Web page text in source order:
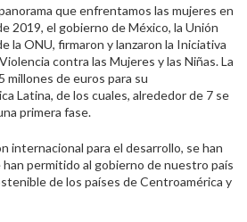
que enfrentamos las mujeres en
2019, el gobierno de México, la Unión
la ONU, firmaron y lanzaron la Iniciativa
contra las Mujeres y las Niñas. La
millones de euros para su
Latina, de los cuales, alrededor de 7 se
primera fase.
internacional para el desarrollo, se han
permitido al gobierno de nuestro país
de los países de Centroamérica y